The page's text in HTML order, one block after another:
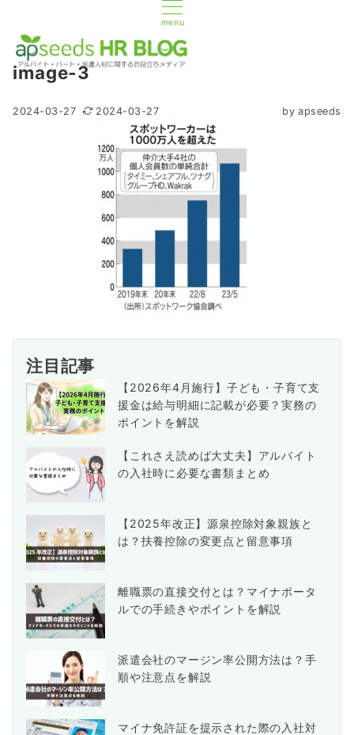
menu
image-3
2024-03-27 2024-03-27 by apseeds
注目記事
【2026年4月施行】子ども・子育て支
援金は給与明細に記載が必要？実務の
ポイントを解説
【これさえ読めば大丈夫】アルバイト
の入社時に必要な書類まとめ
【2025年改正】源泉控除対象親族と
は？扶養控除の変更点と留意事項
離職票の直接交付とは？マイナポータ
ルでの手続きやポイントを解説
派遣会社のマージン率公開方法は？手
順や注意点を解説
マイナ免許証を提示された際の入社対